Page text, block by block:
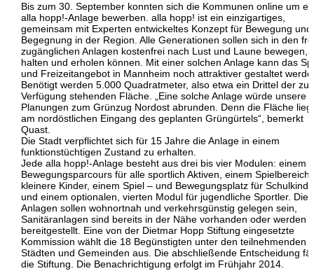
Bis zum 30. September konnten sich die Kommunen online um
alla hopp!-Anlage bewerben. alla hopp! ist ein einzigartiges,
gemeinsam mit Experten entwickeltes Konzept für Bewegung und
Begegnung in der Region. Alle Generationen sollen sich in den
zugänglichen Anlagen kostenfrei nach Lust und Laune bewegen,
halten und erholen können. Mit einer solchen Anlage kann das
und Freizeitangebot in Mannheim noch attraktiver gestaltet
Benötigt werden 5.000 Quadratmeter, also etwa ein Drittel der zur
Verfügung stehenden Fläche. „Eine solche Anlage würde unsere
Planungen zum Grünzug Nordost abrunden. Denn die Fläche liegt
am nordöstlichen Eingang des geplanten Grüngürtels“, bemerkt
Quast.
Die Stadt verpflichtet sich für 15 Jahre die Anlage in einem
funktionstüchtigen Zustand zu erhalten.
Jede alla hopp!-Anlage besteht aus drei bis vier Modulen: einem
Bewegungsparcours für alle sportlich Aktiven, einem Spielbereich
kleinere Kinder, einem Spiel – und Bewegungsplatz für
und einem optionalen, vierten Modul für jugendliche Sportler. Die
Anlagen sollen wohnortnah und verkehrsgünstig gelegen sein,
Sanitäranlagen sind bereits in der Nähe vorhanden oder werden
bereitgestellt. Eine von der Dietmar Hopp Stiftung eingesetzte
Kommission wählt die 18 Begünstigten unter den teilnehmenden
Städten und Gemeinden aus. Die abschließende Entscheidung
die Stiftung. Die Benachrichtigung erfolgt im Frühjahr 2014.